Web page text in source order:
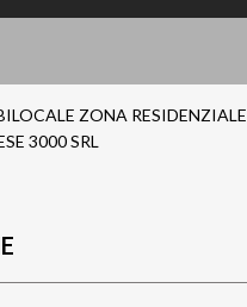
ZONA RESIDENZIALE
3000 SRL